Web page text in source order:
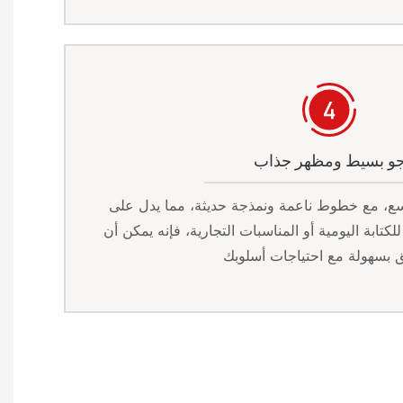
بسيط ومظهر جذاب
مع خطوط ناعمة ونمذجة حديثة، مما يدل على
اليومية أو المناسبات التجارية، فإنه يمكن أن